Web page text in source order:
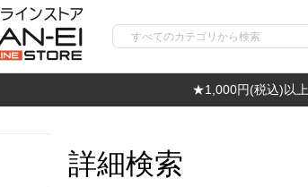
★1,000円(税込)以
詳細検索